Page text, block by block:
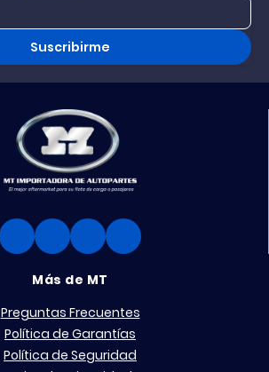
Suscribirme
Más de MT
Preguntas Frecuentes
Política de Garantías
Política de Seguridad